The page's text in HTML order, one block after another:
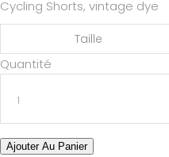
49€
25€
Cycling Shorts, vintage dye
Taille
Cycliste
blue
dots
quantité
Quantité
Ajouter Au Panier